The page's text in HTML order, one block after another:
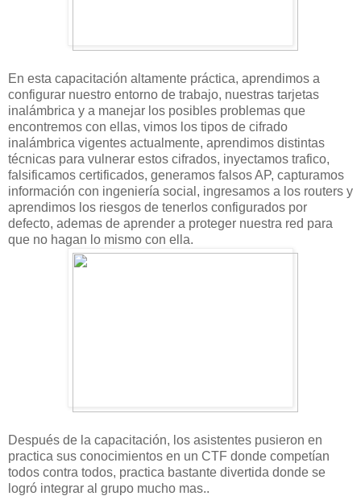
En esta capacitación altamente práctica, aprendimos a
configurar nuestro entorno de trabajo, nuestras tarjetas
inalámbrica y a manejar los posibles problemas que
encontremos con ellas, vimos los tipos de cifrado
inalámbrica vigentes actualmente, aprendimos distintas
técnicas para vulnerar estos cifrados, inyectamos trafico,
falsificamos certificados, generamos falsos AP, capturamos
información con ingeniería social, ingresamos a los routers y
aprendimos los riesgos de tenerlos configurados por
defecto, ademas de aprender a proteger nuestra red para
que no hagan lo mismo con ella.
Después de la capacitación, los asistentes pusieron en
practica sus conocimientos en un CTF donde competían
todos contra todos, practica bastante divertida donde se
logró integrar al grupo mucho mas..